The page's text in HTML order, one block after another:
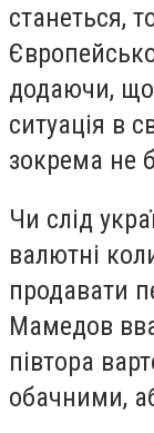
станеться,
додаючи,
ситуація в
зокрема не
Чи слід
валютні
продавати
Мамедов
півтора
обачними,